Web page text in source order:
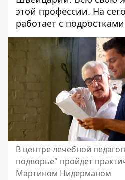
этой профессии. На
работает с
В центре лечебной
подворье" пройдет
Мартином Нидерманом